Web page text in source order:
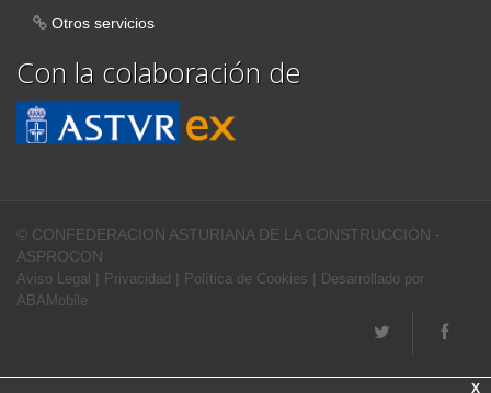
Otros servicios
Con la colaboración de
© CONFEDERACION ASTURIANA DE LA CONSTRUCCIÓN -
ASPROCON
Aviso Legal | Privacidad | Política de Cookies | Desarrollado por
ABAMobile
X